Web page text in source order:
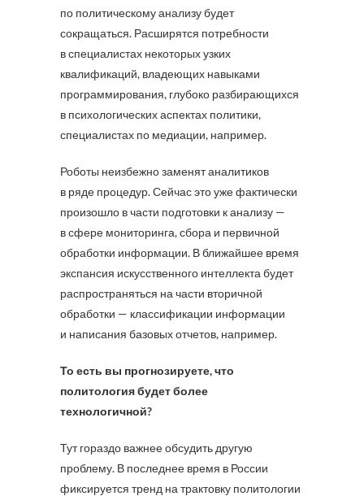
по политическому анализу будет
сокращаться. Расширятся потребности
в специалистах некоторых узких
квалификаций, владеющих навыками
программирования, глубоко разбирающихся
в психологических аспектах политики,
специалистах по медиации, например.
Роботы неизбежно заменят аналитиков
в ряде процедур. Сейчас это уже фактически
произошло в части подготовки к анализу —
в сфере мониторинга, сбора и первичной
обработки информации. В ближайшее время
экспансия искусственного интеллекта будет
распространяться на части вторичной
обработки — классификации информации
и написания базовых отчетов, например.
То есть вы прогнозируете, что
политология будет более
технологичной?
Тут гораздо важнее обсудить другую
проблему. В последнее время в России
фиксируется тренд на трактовку политологии